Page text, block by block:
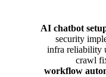
AI chatbot
workflow